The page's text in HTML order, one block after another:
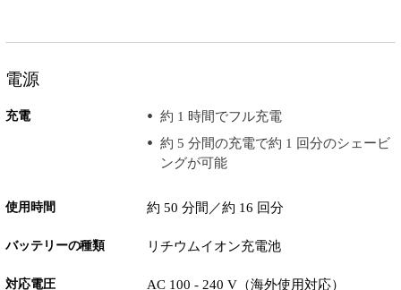
電源
充電
約 1 時間でフル充電
約 5 分間の充電で約 1 回分のシェービ
ングが可能
使用時間 約 50 分間／約 16 回分
バッテリーの種類 リチウムイオン充電池
対応電圧 AC 100 - 240 V（海外使用対応）